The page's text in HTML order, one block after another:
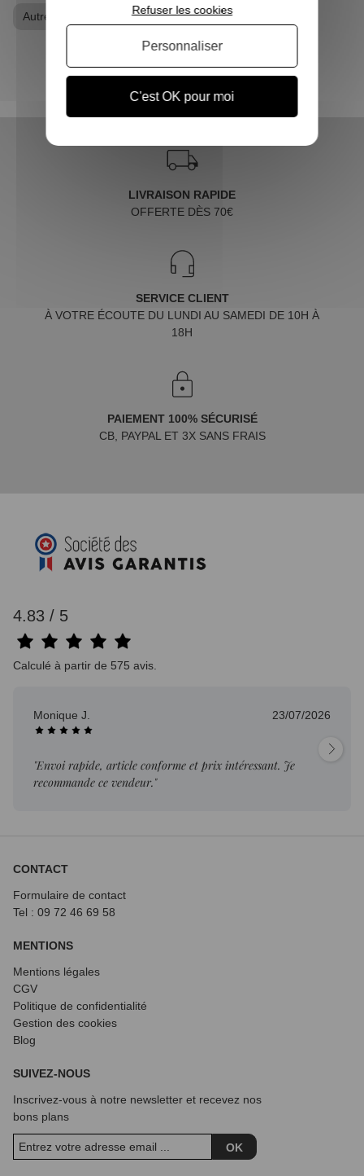
Autres séries T-shirt geek
LIVRAISON RAPIDE
OFFERTE DÈS 70€
SERVICE CLIENT
À VOTRE ÉCOUTE DU LUNDI AU SAMEDI DE 10H À
18H
PAIEMENT 100% SÉCURISÉ
CB, PAYPAL ET 3X SANS FRAIS
4.83 / 5
Calculé à partir de 575 avis.
Monique J. 23/07/2026
"Envoi rapide, article conforme et prix intéressant. Je
recommande ce vendeur."
CONTACT
Formulaire de contact
Tel : 09 72 46 69 58
MENTIONS
Mentions légales
CGV
Politique de confidentialité
Gestion des cookies
Blog
SUIVEZ-NOUS
Inscrivez-vous à notre newsletter et recevez nos
bons plans
OK
C'est OK pour moi
Refuser les cookies
Personnaliser